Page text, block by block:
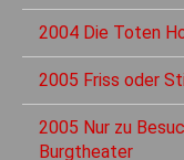
2004 Die Toten
2005 Friss oder
2005 Nur zu
Burgtheater